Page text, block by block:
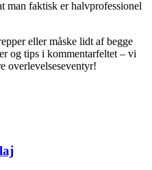
man faktisk er halvprofessionel
eller måske lidt af begge
og tips i kommentarfeltet – vi
overlevelseseventyr!